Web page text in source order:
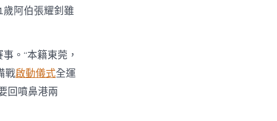
阿伯張耀釗雖
。“本籍東莞，
戰啟動儀式全運
回噴鼻港兩